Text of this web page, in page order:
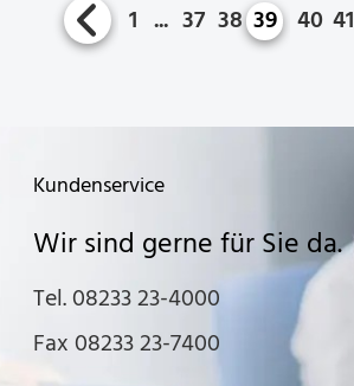
1 ... 37 38 39 40 41
Kundenservice
Wir sind gerne für Sie da.
Tel. 08233 23-4000
Fax 08233 23-7400